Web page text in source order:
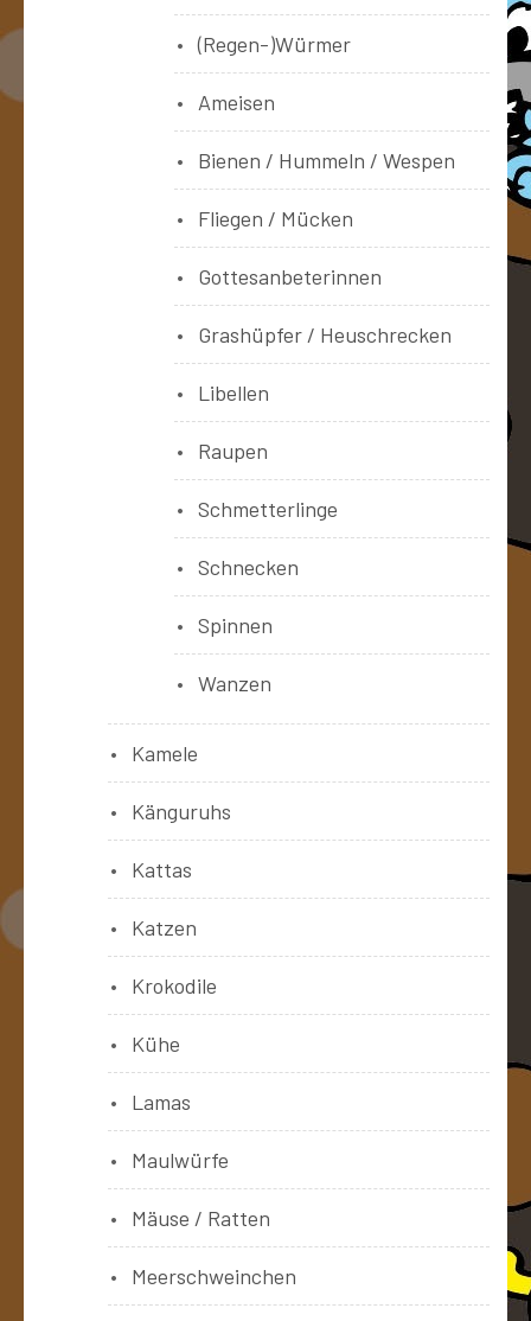
(Regen-)Würmer
Ameisen
Bienen / Hummeln / Wespen
Fliegen / Mücken
Gottesanbeterinnen
Grashüpfer / Heuschrecken
Libellen
Raupen
Schmetterlinge
Schnecken
Spinnen
Wanzen
Kamele
Känguruhs
Kattas
Katzen
Krokodile
Kühe
Lamas
Maulwürfe
Mäuse / Ratten
Meerschweinchen